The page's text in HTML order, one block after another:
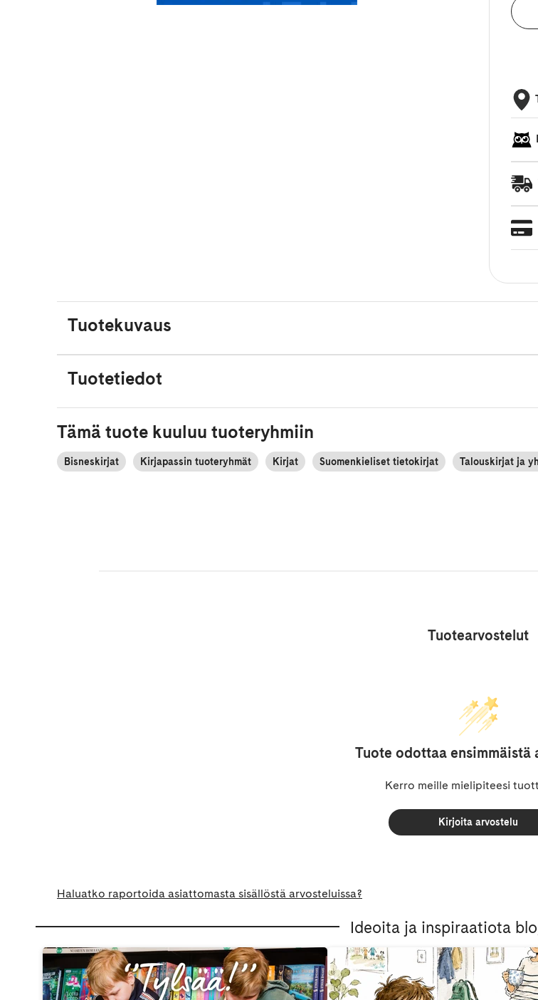
Tuotekuvaus
Tuotetiedot
Tämä tuote kuuluu tuoteryhmiin
Bisneskirjat Kirjapassin tuoteryhmät Kirjat Suomenkieliset tietokirjat Talouskirjat ja
Tuotearvostelut
Tuote odottaa ensimmäistä
Kerro meille mielipiteesi
Kirjoita arvostelu
Haluatko raportoida asiattomasta sisällöstä arvosteluissa?
Ideoita ja inspiraatiota